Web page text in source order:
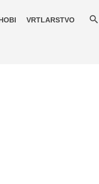
VRTLARSTVO